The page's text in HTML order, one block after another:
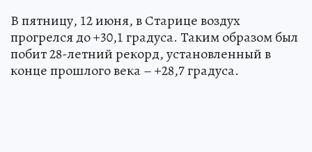
В пятницу, 12 июня, в Старице воздух
прогрелся до +30,1 градуса. Таким образом был
побит 28-летний рекорд, установленный в
конце прошлого века – +28,7 градуса.